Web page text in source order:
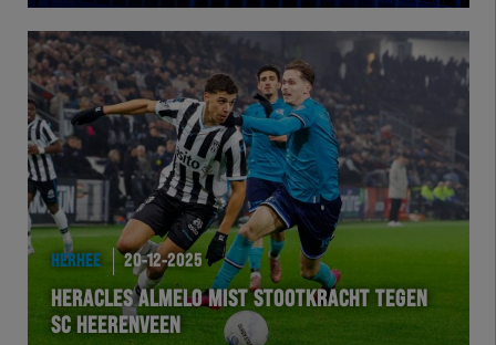
HERHEE 20-12-2025
HERACLES ALMELO MIST STOOTKRACHT TEGEN
SC HEERENVEEN